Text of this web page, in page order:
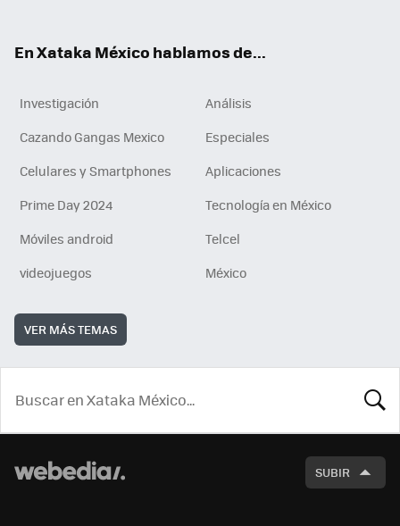
En Xataka México hablamos de...
Investigación
Análisis
Cazando Gangas Mexico
Especiales
Celulares y Smartphones
Aplicaciones
Prime Day 2024
Tecnología en México
Móviles android
Telcel
videojuegos
México
VER MÁS TEMAS
SUBIR